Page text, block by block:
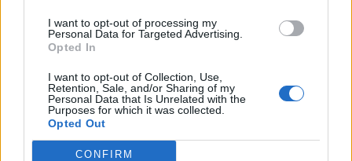
I want to opt-out of processing my
Personal Data for Targeted Advertising.
Opted In
I want to opt-out of Collection, Use,
Retention, Sale, and/or Sharing of my
Personal Data that Is Unrelated with the
Purposes for which it was collected.
Opted Out
CONFIRM
Cosa fare nel weekend del 7, 8 e 9
agosto a Legnano e nell’Alto